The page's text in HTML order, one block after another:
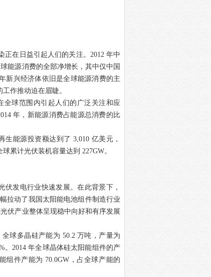
在日益引起人们的关注。 2012 年中
能源消费的全部净增长，其中仅中国
新兴经济体依旧是全球能源消费的主
作推动迫在眉睫。
全球范围内引起人们的广泛关注和应
年，新能源消费占能源总消费的比
生能源投资额达到了3,010 亿美元，
球累计光伏装机容量达到 227GW。
发电行业快速发展。在此背景下，
拉动了我国太阳能电池组件制造行业
伏产业整体呈现稳中向好和有序发展
全球多晶硅产能为 50.2万吨，产量为
。2014年全球晶体硅太阳能组件的产
组件产能为 70.0GW ，占全球产能的